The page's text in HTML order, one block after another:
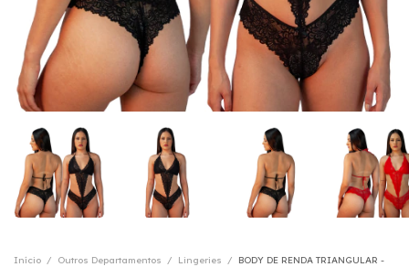
Início / Outros Departamentos / Lingeries /
BODY DE RENDA TRIANGULAR -